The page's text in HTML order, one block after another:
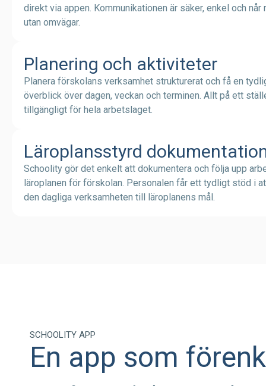
direkt via appen. Kommunikationen är säker, enkel och når
utan omvägar.
Planering och aktiviteter
Planera förskolans verksamhet strukturerat och få en
överblick över dagen, veckan och terminen. Allt på ett
tillgängligt för hela arbetslaget.
Läroplansstyrd
Schoolity gör det enkelt att dokumentera och följa upp
läroplanen för förskolan. Personalen får ett tydligt stöd i
den dagliga verksamheten till läroplanens mål.
SCHOOLITY APP
En app som